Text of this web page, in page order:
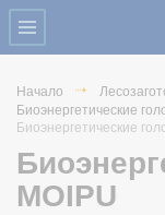
Начало
Биоэнергетические
Биоэнергетические
MOIPU